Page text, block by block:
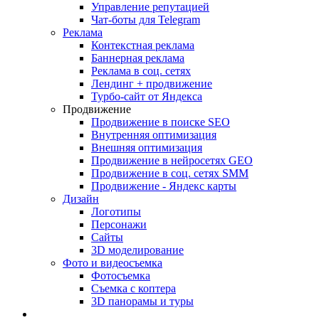
Управление репутацией
Чат-боты для Telegram
Реклама
Контекстная реклама
Баннерная реклама
Реклама в соц. сетях
Лендинг + продвижение
Турбо-сайт от Яндекса
Продвижение
Продвижение в поиске SEO
Внутренняя оптимизация
Внешняя оптимизация
Продвижение в нейросетях GEO
Продвижение в соц. сетях SMM
Продвижение - Яндекс карты
Дизайн
Логотипы
Персонажи
Сайты
3D моделирование
Фото и видеосъемка
Фотосъемка
Съемка с коптера
3D панорамы и туры